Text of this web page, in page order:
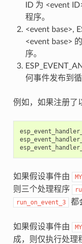
ID 为 <event
程序。
<event base>,
<event base>
序。
何事件发布到
例如，如果注册了
如果假设事件由
则三个处理程序
run_on_event_3 都
如果假设事件由
成，则仅执行处理